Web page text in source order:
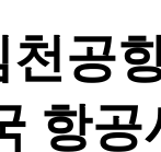
공
항